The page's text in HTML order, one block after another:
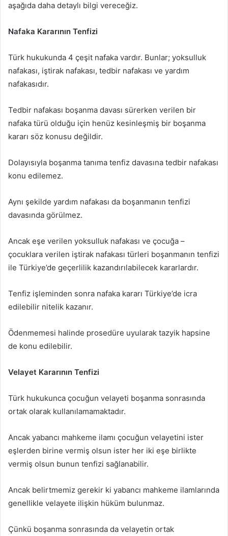
aşağıda daha detaylı bilgi vereceğiz.
Nafaka Kararının Tenfizi
Türk hukukunda 4 çeşit nafaka vardır. Bunlar; yoksulluk
nafakası, iştirak nafakası, tedbir nafakası ve yardım
nafakasıdır.
Tedbir nafakası boşanma davası sürerken verilen bir
nafaka türü olduğu için henüz kesinleşmiş bir boşanma
kararı söz konusu değildir.
Dolayısıyla boşanma tanıma tenfiz davasına tedbir nafakası
konu edilemez.
Aynı şekilde yardım nafakası da boşanmanın tenfizi
davasında görülmez.
Ancak eşe verilen yoksulluk nafakası ve çocuğa –
çocuklara verilen iştirak nafakası türleri boşanmanın tenfizi
ile Türkiye’de geçerlilik kazandırılabilecek kararlardır.
Tenfiz işleminden sonra nafaka kararı Türkiye’de icra
edilebilir nitelik kazanır.
Ödenmemesi halinde prosedüre uyularak tazyik hapsine
de konu edilebilir.
Velayet Kararının Tenfizi
Türk hukukunca çocuğun velayeti boşanma sonrasında
ortak olarak kullanılamamaktadır.
Ancak yabancı mahkeme ilamı çocuğun velayetini ister
eşlerden birine vermiş olsun ister her iki eşe birlikte
vermiş olsun bunun tenfizi sağlanabilir.
Ancak belirtmemiz gerekir ki yabancı mahkeme ilamlarında
genellikle velayete ilişkin hüküm bulunmaz.
Çünkü boşanma sonrasında da velayetin ortak